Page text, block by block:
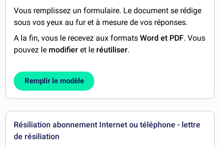
Vous remplissez un formulaire. Le document se rédige
sous vos yeux au fur et à mesure de vos réponses.
A la fin, vous le recevez aux formatsWord et PDF. Vous
pouvez le modifier et le réutiliser.
Remplir le modèle
Résiliation abonnement Internet ou téléphone - lettre
de résiliation